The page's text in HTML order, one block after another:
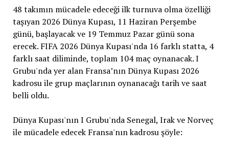
48 takımın mücadele edeceği ilk turnuva olma özelliği
taşıyan 2026 Dünya Kupası, 11 Haziran Perşembe
günü, başlayacak ve 19 Temmuz Pazar günü sona
erecek. FIFA 2026 Dünya Kupası'nda 16 farklı statta, 4
farklı saat diliminde, toplam 104 maç oynanacak. I
Grubu'nda yer alan Fransa’nın Dünya Kupası 2026
kadrosu ile grup maçlarının oynanacağı tarih ve saat
belli oldu.
Dünya Kupası'nın I Grubu'nda Senegal, Irak ve Norveç
ile mücadele edecek Fransa'nın kadrosu şöyle: